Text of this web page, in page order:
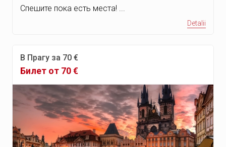
Спешите пока есть места! ...
Detalii
В Прагу за 70 €
Билет от 70 €